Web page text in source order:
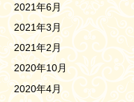
2021年6月
2021年3月
2021年2月
2020年10月
2020年4月